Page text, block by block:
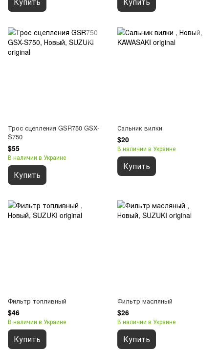
Трос сцепления GSR750 GSX-
S750
$55
В наличии в Украине
Купить
Сальник вилки
$20
В наличии в Украине
Купить
Фильтр топливный
$46
В наличии в Украине
Купить
Фильтр масляный
$26
В наличии в Украине
Купить